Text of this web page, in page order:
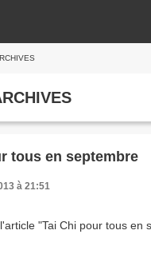
tous en septembre
à 21:51